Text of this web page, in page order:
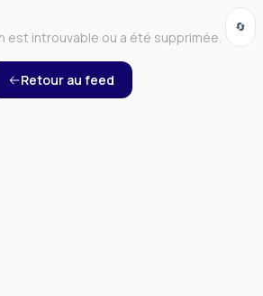
est introuvable ou a été supprimée.
Retour au feed
🔄